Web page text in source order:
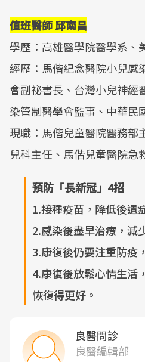
值班醫師 邱南昌
學歷：高雄醫學院醫學系、
經歷：馬偕紀念醫院小兒感
會副祕書長、台灣小兒神經
染管制醫學會監事、中華民
現職：馬偕兒童醫院醫務部
兒科主任、馬偕兒童醫院急
預防「長新冠」4招
1.接種疫苗，降低後遺
2.感染後盡早治療，減
3.康復後仍要注重防疫
4.康復後放鬆心情生活
恢復得更好。
良醫問診
良醫編輯部